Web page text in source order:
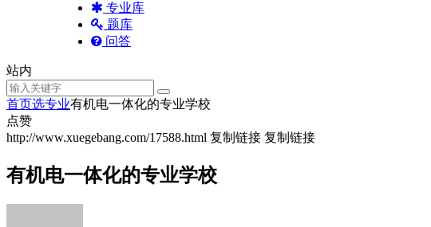
专业库
题库
问答
站内
首页选专业有机电一体化的专业学校
点赞
http://www.xuegebang.com/17588.html 复制链接 复制链接
有机电一体化的专业学校